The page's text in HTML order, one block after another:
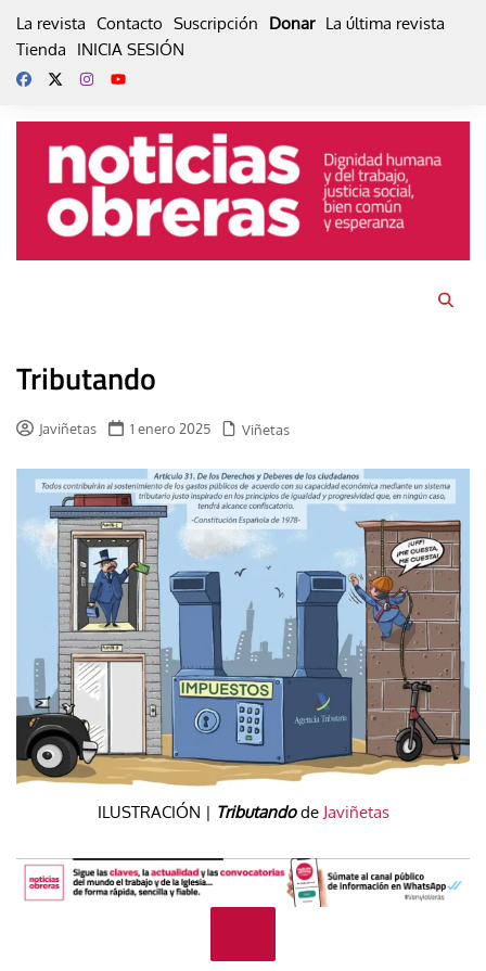
La revista Contacto Suscripción Donar La última revista
Tienda
INICIA SESIÓN
Tributando
Javiñetas 1 enero 2025 Viñetas
ILUSTRACIÓN | Tributandode Javiñetas